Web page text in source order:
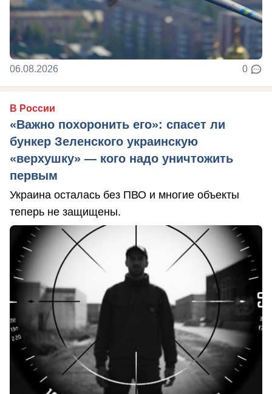
06.08.2026 0
В России
«Важно похоронить его»: спасет ли
бункер Зеленского украинскую
«верхушку» — кого надо уничтожить
первым
Украина осталась без ПВО и многие объекты
теперь не защищены.